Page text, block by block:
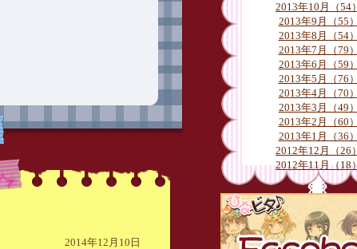
2013年10月（54）
2013年9月（55）
2013年8月（54）
2013年7月（79）
2013年6月（59）
2013年5月（76）
2013年4月（70）
2013年3月（49）
2013年2月（60）
2013年1月（36）
2012年12月（26）
2012年11月（18
2014年12月10日